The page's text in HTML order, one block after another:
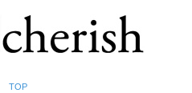
TOP